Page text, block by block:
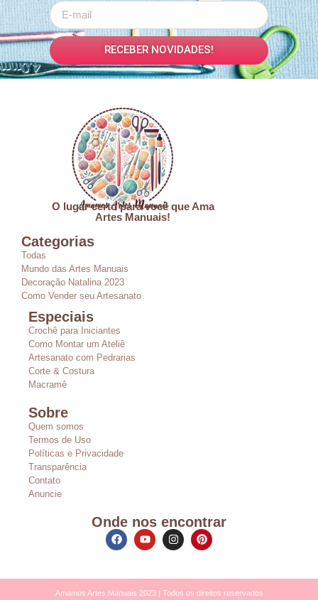
RECEBER NOVIDADES!
O lugar certo para você que Ama
Artes Manuais!
Categorias
Todas
Mundo das Artes Manuais
Decoração Natalina 2023
Como Vender seu Artesanato
Especiais
Crochê para Iniciantes
Como Montar um Ateliê
Artesanato com Pedrarias
Corte & Costura
Macramê
Sobre
Quem somos
Termos de Uso
Políticas e Privacidade
Transparência
Contato
Anuncie
Onde nos encontrar
Amamos Artes Manuais 2023 | Todos os direitos reservados